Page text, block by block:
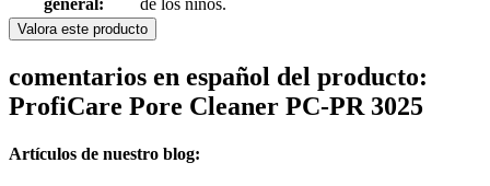
general: de los niños.
Valora este producto
comentarios en español del producto:
ProfiCare Pore Cleaner PC-PR 3025
Artículos de nuestro blog: